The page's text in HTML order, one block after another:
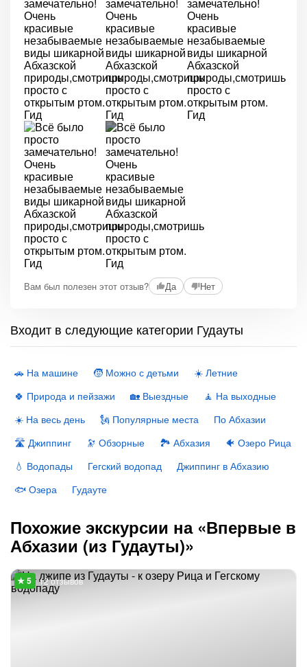
Вам был полезен этот отзыв? Да Нет
Входит в следующие категории Гудауты
🚗 На машине 🧒 Можно с детьми
☀️ Летние
🍀 Природа и пейзажи
🏡 Выездные
🧘 На выходные
☀️ На весь день
🗽 Популярные места
По Абхазии
🛣 Джиппинг
🔭 Обзорные 🏞 Абхазия
🐠 Озеро Рица
💧 Водопады
Гегский водопад
Джиппинг в Абхазию
🐟 Озера
Гудауте
Похожие экскурсии на «Впервые в
Абхазии (из Гудауты)»
12 отзывов